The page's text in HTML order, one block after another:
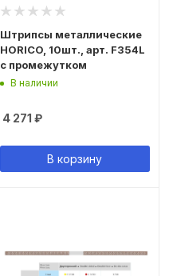
Штрипсы металлические
HORICO, 10шт., арт. F354L
с промежутком
В наличии
4 271 ₽
В корзину